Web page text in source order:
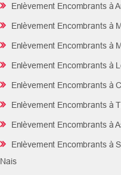
Enlèvement Encombrants à
Enlèvement Encombrants à
Enlèvement Encombrants à
Enlèvement Encombrants à
Enlèvement Encombrants à
Enlèvement Encombrants à
Enlèvement Encombrants à
Enlèvement Encombrants à
Nais